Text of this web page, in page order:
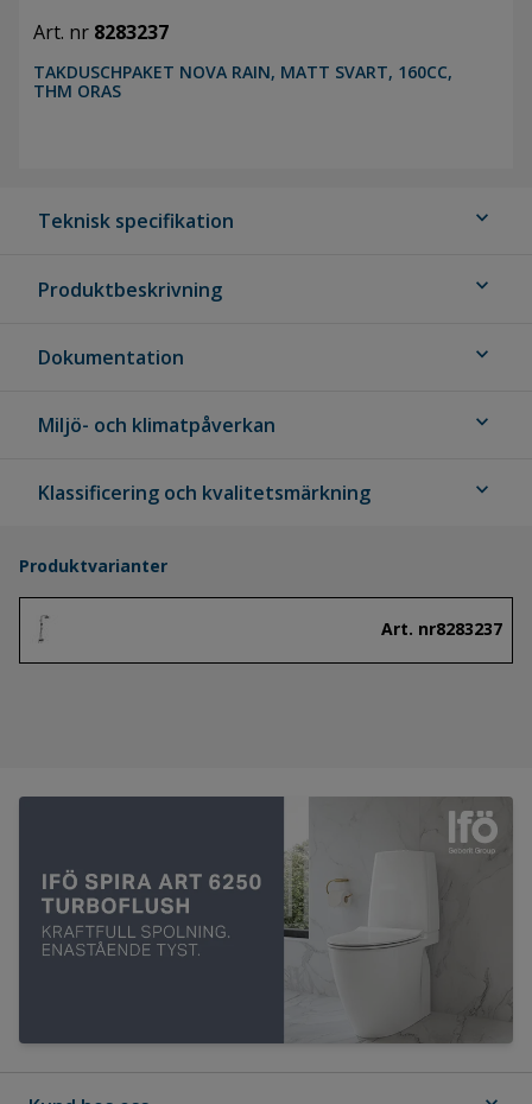
Art. nr 8283237
TAKDUSCHPAKET NOVA RAIN, MATT SVART, 160CC,
THM ORAS
Teknisk specifikation expand_more
Produktbeskrivning expand_more
Dokumentation expand_more
Miljö- och klimatpåverkan expand_more
Klassificering och kvalitetsmärkning expand_more
Produktvarianter
Art. nr8283237